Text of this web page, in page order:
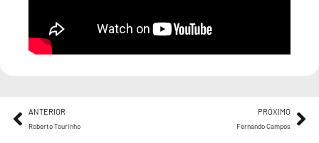
ANTERIOR
Roberto Tourinho
PRÓXIMO
Fernando Campos